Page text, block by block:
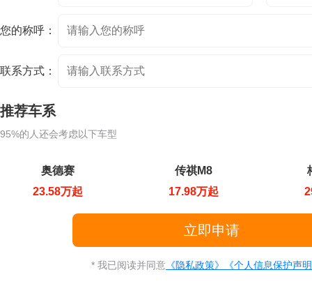
您的称呼：
联系方式：
推荐车系
95%的人还会考虑以下车型
奥德赛
23.58万起
传祺M8
17.98万起
* 我已阅读并同意 《隐私政策》 《个人信息保护声